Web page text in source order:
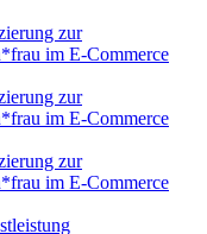
zur
im E-Commerce
zur
im E-Commerce
zur
im E-Commerce